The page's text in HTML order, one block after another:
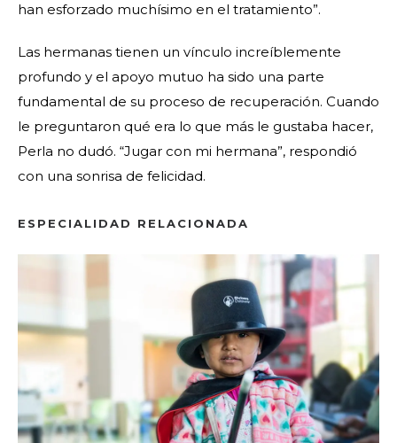
han esforzado muchísimo en el tratamiento”.
Las hermanas tienen un vínculo increíblemente
profundo y el apoyo mutuo ha sido una parte
fundamental de su proceso de recuperación. Cuando
le preguntaron qué era lo que más le gustaba hacer,
Perla no dudó. “Jugar con mi hermana”, respondió
con una sonrisa de felicidad.
ESPECIALIDAD RELACIONADA